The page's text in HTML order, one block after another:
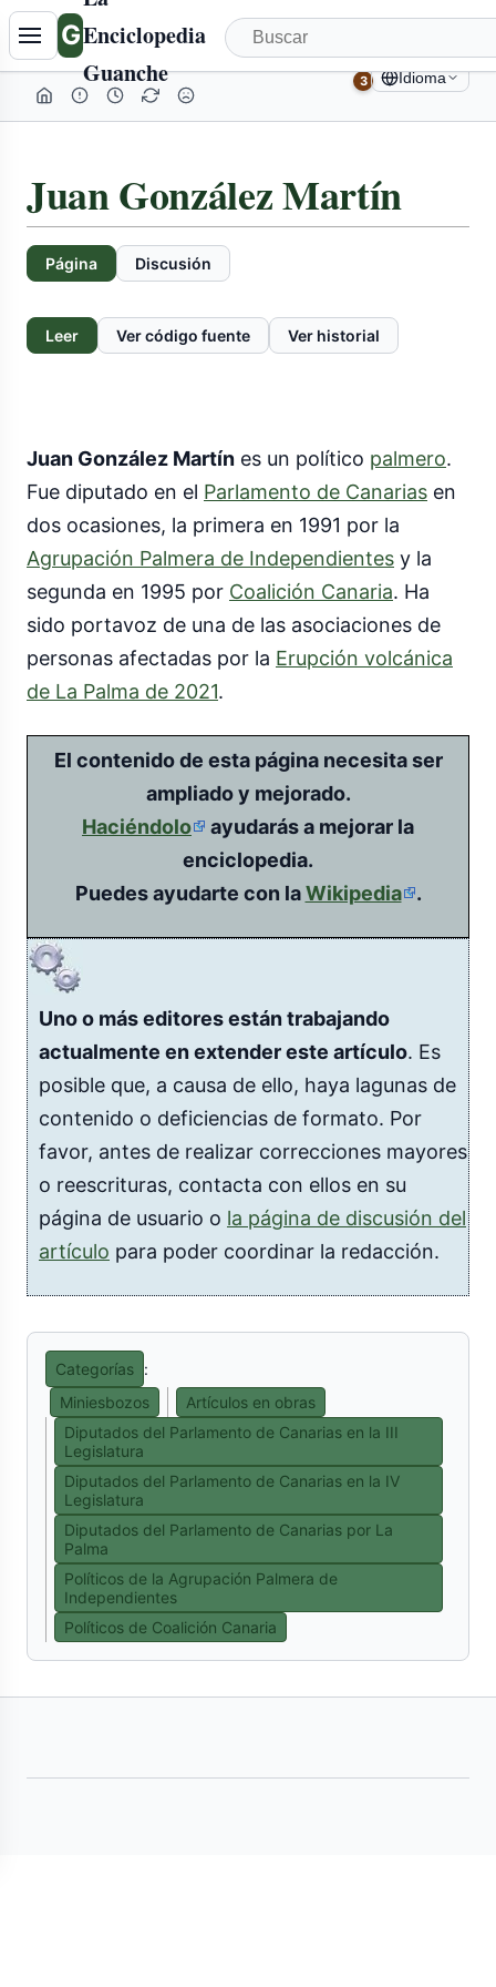
GEnciclopedia
Guanche
3 Idioma
Juan González Martín
Página Discusión
Leer Ver código fuente Ver historial
Juan González Martín es un político palmero.
Fue diputado en el Parlamento de Canarias en
dos ocasiones, la primera en 1991 por la
Agrupación Palmera de Independientes y la
segunda en 1995 por Coalición Canaria. Ha
sido portavoz de una de las asociaciones de
personas afectadas por la Erupción volcánica
de La Palma de 2021.
El contenido de esta página necesita ser
ampliado y mejorado.
Haciéndolo
ayudarás a mejorar la
enciclopedia.
Puedes ayudarte con laWikipedia .
Uno o más editores están trabajando
actualmente en extender este artículo. Es
posible que, a causa de ello, haya lagunas de
contenido o deficiencias de formato. Por
favor, antes de realizar correcciones mayores
o reescrituras, contacta con ellos en su
página de usuario o la página de discusión del
artículo para poder coordinar la redacción.
Categorías :
Miniesbozos
Artículos en obras
Diputados del Parlamento de Canarias en la III
Legislatura
Diputados del Parlamento de Canarias en la IV
Legislatura
Diputados del Parlamento de Canarias por La
Palma
Políticos de la Agrupación Palmera de
Independientes
Políticos de Coalición Canaria